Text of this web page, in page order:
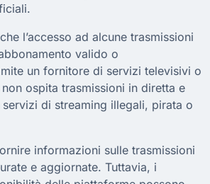
l’accesso ad alcune trasmissioni
valido o
un fornitore di servizi televisivi o
ospita trasmissioni in diretta e
di streaming illegali, pirata o
informazioni sulle trasmissioni
e aggiornate. Tuttavia, i